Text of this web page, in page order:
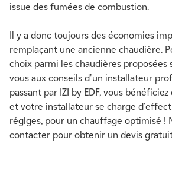
issue des fumées de combustion.
Il y a donc toujours des économies
remplaçant une ancienne chaudière.
choix parmi les chaudières proposées
vous aux conseils d'un installateur
passant par IZI by EDF, vous
et votre installateur se charge
réglges, pour un chauffage optimisé !
contacter pour obtenir un devis